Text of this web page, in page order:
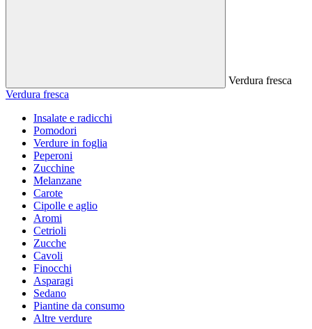
Verdura fresca
Verdura fresca
Insalate e radicchi
Pomodori
Verdure in foglia
Peperoni
Zucchine
Melanzane
Carote
Cipolle e aglio
Aromi
Cetrioli
Zucche
Cavoli
Finocchi
Asparagi
Sedano
Piantine da consumo
Altre verdure